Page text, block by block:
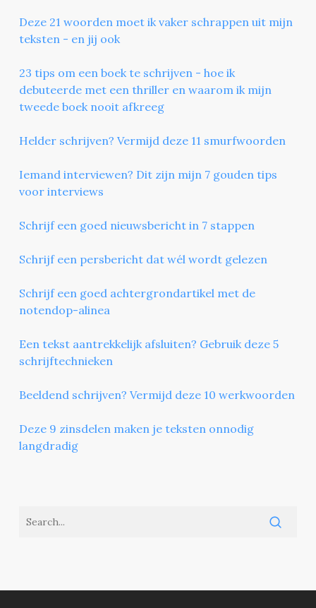
Deze 21 woorden moet ik vaker schrappen uit mijn
teksten - en jij ook
23 tips om een boek te schrijven - hoe ik
debuteerde met een thriller en waarom ik mijn
tweede boek nooit afkreeg
Helder schrijven? Vermijd deze 11 smurfwoorden
Iemand interviewen? Dit zijn mijn 7 gouden tips
voor interviews
Schrijf een goed nieuwsbericht in 7 stappen
Schrijf een persbericht dat wél wordt gelezen
Schrijf een goed achtergrondartikel met de
notendop-alinea
Een tekst aantrekkelijk afsluiten? Gebruik deze 5
schrijftechnieken
Beeldend schrijven? Vermijd deze 10 werkwoorden
Deze 9 zinsdelen maken je teksten onnodig
langdradig